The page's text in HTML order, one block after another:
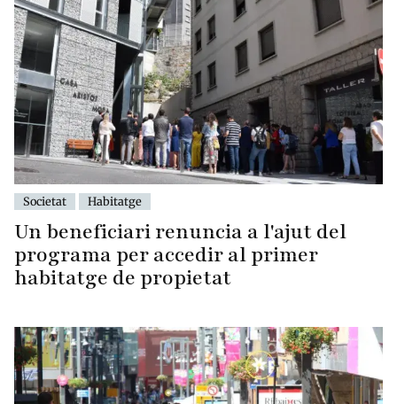
Societat Habitatge
Un beneficiari renuncia a l'ajut del
programa per accedir al primer
habitatge de propietat